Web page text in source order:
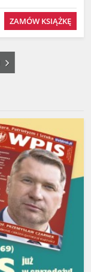
ZAMÓW KSIĄŻKĘ